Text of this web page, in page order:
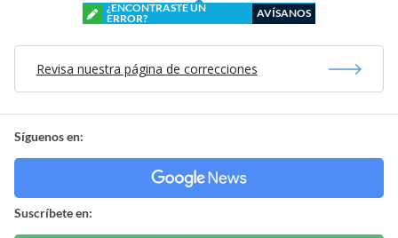
¿ENCONTRASTE UN
ERROR?
AVÍSANOS
Revisa nuestra página de correcciones
Síguenos en:
Suscríbete en: